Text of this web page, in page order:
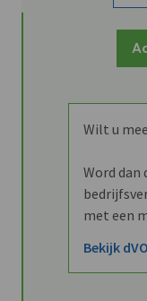
Wilt u
Word dan
met een
Bekijk